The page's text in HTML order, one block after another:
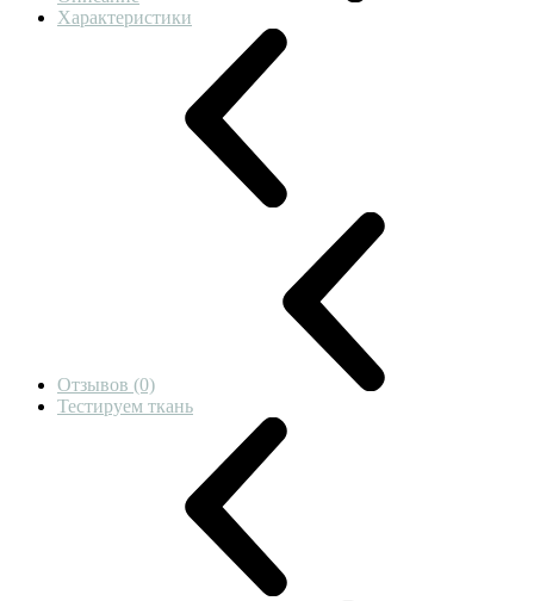
Характеристики
Отзывов (0)
Тестируем ткань